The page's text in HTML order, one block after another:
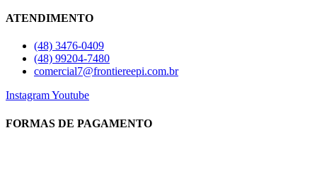
ATENDIMENTO
(48) 3476-0409
(48) 99204-7480
comercial7@frontiereepi.com.br
InstagramYoutube
FORMAS DE PAGAMENTO